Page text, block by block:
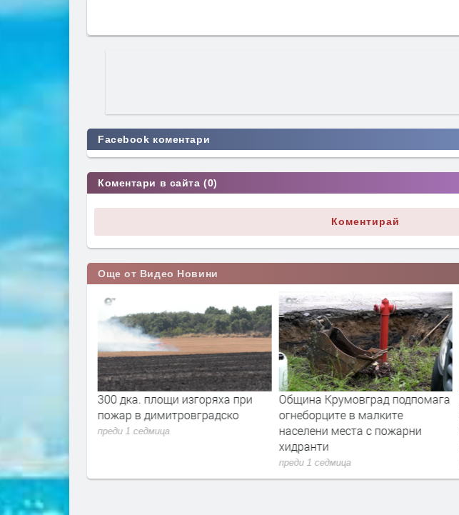
Facebook коментари
Коментари в сайта (0)
Коментирай
Още от Видео Новини
300 дка. площи изгоряха при
пожар в димитровградско
преди 1 седмица
Община Крумовград подпомага
огнеборците в малките
населени места с пожарни
хидранти
преди 1 седмица